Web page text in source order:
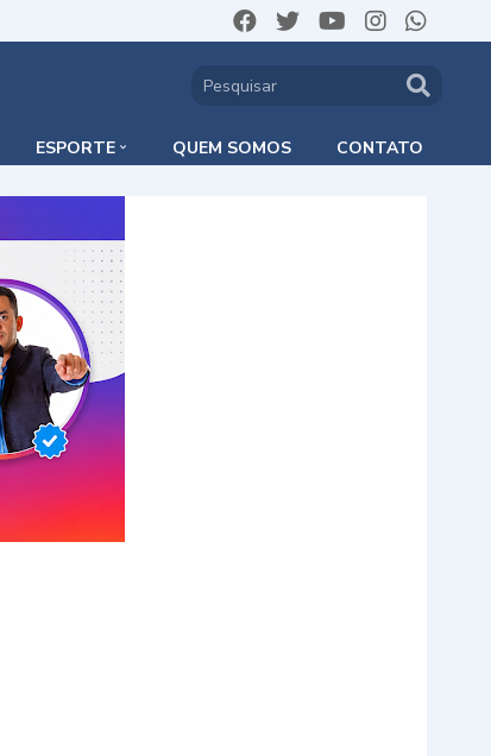
ESPORTE QUEM SOMOS CONTATO